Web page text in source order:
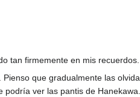
tan firmemente en mis recuerdos.
que gradualmente las
ver las pantis de Hanekawa.